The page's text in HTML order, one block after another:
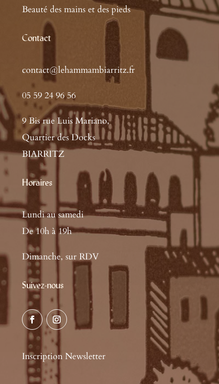
Beauté des mains et des pieds
Contact
contact@lehammambiarritz.fr
05 59 24 96 56
9 Bis rue Luis Mariano,
Quartier des Docks
BIARRITZ
Horaires
Lundi au samedi
De 10h à 19h
Dimanche, sur RDV
Suivez-nous
Inscription Newsletter